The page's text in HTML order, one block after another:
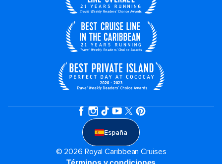
España
© 2026 Royal Caribbean Cruises